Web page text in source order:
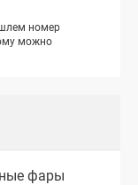
номер
можно
фары